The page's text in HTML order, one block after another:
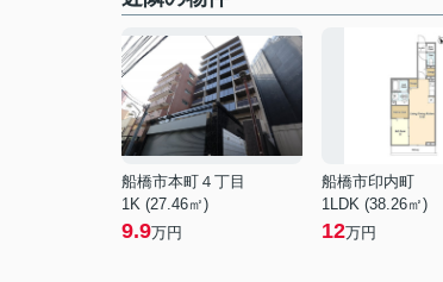
船橋市本町４丁目
1K (27.46㎡)
9.9万円
船橋市印内町
1LDK (38.26㎡)
12万円